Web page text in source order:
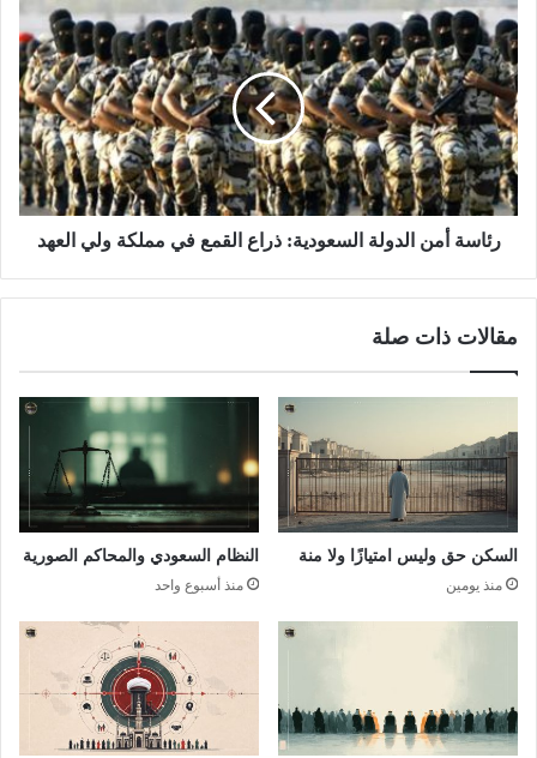
رئاسة أمن الدولة السعودية: ذراع القمع في مملكة ولي العهد
مقالات ذات صلة
السكن حق وليس امتيازًا ولا منة
منذ يومين
النظام السعودي والمحاكم الصورية
منذ أسبوع واحد